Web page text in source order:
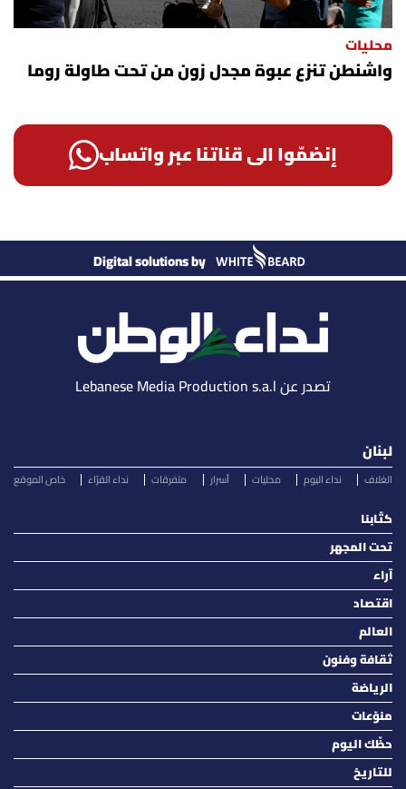
محليات
واشنطن تنزع عبوة مجدل زون من تحت طاولة روما
إنضمّوا الى قناتنا عبر واتساب
Digital solutions by
تصدر عن Lebanese Media Production s.a.l
لبنان
الغلاف نداء اليوم محليات أسرار متفرقات نداء القرّاء خاص الموقع
كتّابنا
تحت المجهر
آراء
اقتصاد
العالم
ثقافة وفنون
الرياضة
منوّعات
حظّك اليوم
للتاريخ